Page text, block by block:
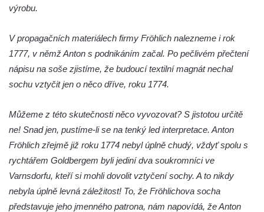
Socha svaté Anny na nádvoří kláštera
dominikánů v Českých Budějovicích
Socha svatého Dominika na nádvoří
Budějovicích
Sousoší Kalvárie před klášterem
dominikánů u Piaristického náměstí v
Českých Budějovicích
Socha svatého Václava u pramene v
Semilech
výrobu.
V propagačních materiálech firmy Fröhlich nalezneme i rok
1777, v němž Anton s podnikáním začal. Po pečlivém přečtení
nápisu na soše zjistíme, že budoucí textilní magnát nechal
sochu vztyčit jen o něco dříve, roku 1774.
Můžeme z této skutečnosti něco vyvozovat? S jistotou určitě
ne! Snad jen, pustíme-li se na tenký led interpretace. Anton
Fröhlich zřejmě již roku 1774 nebyl úplně chudý, vždyť spolu s
rychtářem Goldbergem byli jediní dva soukromníci ve
Varnsdorfu, kteří si mohli dovolit vztyčení sochy. A to nikdy
nebyla úplně levná záležitost! To, že Fröhlichova socha
představuje jeho jmenného patrona, nám napovídá, že Anton